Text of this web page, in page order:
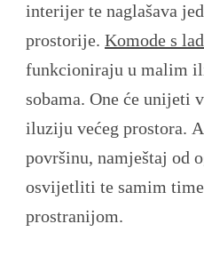
interijer te naglašava
prostorije. Komode s
funkcioniraju u malim
sobama. One će unijeti
iluziju većeg prostora.
površinu, namještaj od
osvijetliti te samim
prostranijom.